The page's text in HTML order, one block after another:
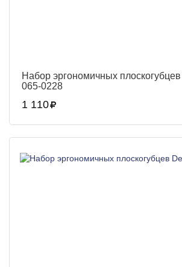
Набор эргономичных
065-0228
1 110